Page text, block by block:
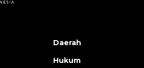
Daerah
Hukum